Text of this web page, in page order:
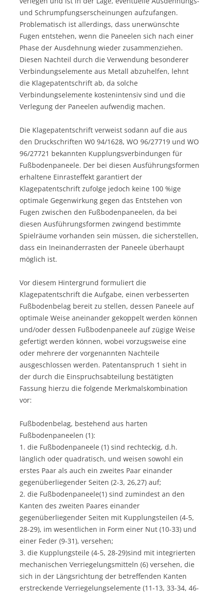
und Schrumpfungserscheinungen aufzufangen.
Problematisch ist allerdings, dass unerwünschte
Fugen entstehen, wenn die Paneelen sich nach einer
Phase der Ausdehnung wieder zusammenziehen.
Diesen Nachteil durch die Verwendung besonderer
Verbindungselemente aus Metall abzuhelfen, lehnt
die Klagepatentschrift ab, da solche
Verbindungselemente kostenintensiv sind und die
Verlegung der Paneelen aufwendig machen.
Die Klagepatentschrift verweist sodann auf die aus
den Druckschriften W0 94/1628, WO 96/27719 und WO
96/27721 bekannten Kupplungsverbindungen für
Fußbodenpaneele. Der bei diesen Ausführungsformen
erhaltene Einrasteffekt garantiert der
Klagepatentschrift zufolge jedoch keine 100 %ige
optimale Gegenwirkung gegen das Entstehen von
Fugen zwischen den Fußbodenpaneelen, da bei
diesen Ausführungsformen zwingend bestimmte
Spielräume vorhanden sein müssen, die sicherstellen,
dass ein Ineinanderrasten der Paneele überhaupt
möglich ist.
Vor diesem Hintergrund formuliert die
Klagepatentschrift die Aufgabe, einen verbesserten
Fußbodenbelag bereit zu stellen, dessen Paneele auf
optimale Weise aneinander gekoppelt werden können
und/oder dessen Fußbodenpaneele auf zügige Weise
gefertigt werden können, wobei vorzugsweise eine
oder mehrere der vorgenannten Nachteile
ausgeschlossen werden. Patentanspruch 1 sieht in
der durch die Einspruchsabteilung bestätigten
Fassung hierzu die folgende Merkmalskombination
vor:
Fußbodenbelag, bestehend aus harten
Fußbodenpaneelen (1):
1. die Fußbodenpaneele (1) sind rechteckig, d.h.
länglich oder quadratisch, und weisen sowohl ein
erstes Paar als auch ein zweites Paar einander
gegenüberliegender Seiten (2-3, 26,27) auf;
2. die Fußbodenpaneele(1) sind zumindest an den
Kanten des zweiten Paares einander
gegenüberliegender Seiten mit Kupplungsteilen (4-5,
28-29), im wesentlichen in Form einer Nut (10-33) und
einer Feder (9-31), versehen;
3. die Kupplungsteile (4-5, 28-29)sind mit integrierten
mechanischen Verriegelungsmitteln (6) versehen, die
sich in der Längsrichtung der betreffenden Kanten
erstreckende Verriegelungselemente (11-13, 33-34, 46-